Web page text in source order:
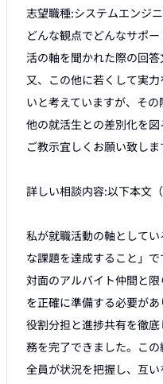
志望職種:システムエンジ
どんな観点でどんなサポ
活の軸を聞かれた際の回答
又、この他に若くして実
いと考えていますが、そ
他の就活生との差別化を
ご教示宜しくお願い致しま
詳しい相談内容:以下本文
私が就職活動の軸として
な課題を達成すること」
対面のアルバイト仲間と
を正確に準備する必要があ
役割分担と進捗共有を徹
務を完了できました。こ
全員が状況を把握し、互